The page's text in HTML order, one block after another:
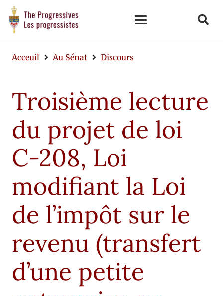
Acceuil Au Sénat Discours
Troisième lecture
du projet de loi
C-208, Loi
modifiant la Loi
de l’impôt sur le
revenu (transfert
d’une petite